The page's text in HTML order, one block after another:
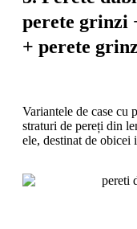
perete grinzi
+ perete
Variantele de case cu
straturi de pereți din
ele, destinat de obicei